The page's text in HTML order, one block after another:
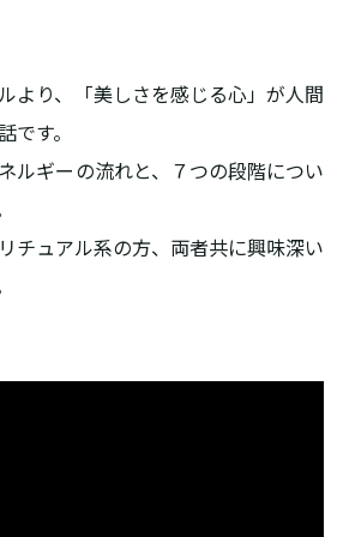
より、「美しさを感じる心」が人間
す。
ルギーの流れと、７つの段階につい
チュアル系の方、両者共に興味深い